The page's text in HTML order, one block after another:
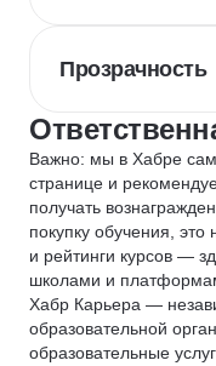
Прозрачность
Важно: мы в Хабре
странице и
получать
покупку обучения,
и рейтинги курсов —
школами и
Хабр Карьера —
образовательной
образовательные